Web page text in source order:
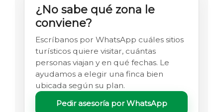
¿No sabe qué zona le
conviene?
Escríbanos por WhatsApp cuáles sitios
turísticos quiere visitar, cuántas
personas viajan y en qué fechas. Le
ayudamos a elegir una finca bien
ubicada según su plan.
Pedir asesoría por WhatsApp